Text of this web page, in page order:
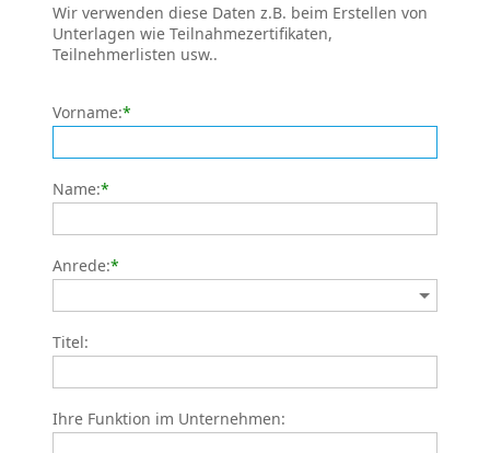
Wir verwenden diese Daten z.B. beim Erstellen von
Unterlagen wie Teilnahmezertifikaten,
Teilnehmerlisten usw..
Vorname:*
Name:*
Anrede:*
Titel:
Ihre Funktion im Unternehmen: